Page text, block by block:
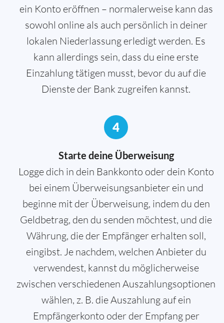
ein Konto eröffnen – normalerweise kann das
sowohl online als auch persönlich in deiner
lokalen Niederlassung erledigt werden. Es
kann allerdings sein, dass du eine erste
Einzahlung tätigen musst, bevor du auf die
Dienste der Bank zugreifen kannst.
4
Starte deine Überweisung
Logge dich in dein Bankkonto oder dein Konto
bei einem Überweisungsanbieter ein und
beginne mit der Überweisung, indem du den
Geldbetrag, den du senden möchtest, und die
Währung, die der Empfänger erhalten soll,
eingibst. Je nachdem, welchen Anbieter du
verwendest, kannst du möglicherweise
zwischen verschiedenen Auszahlungsoptionen
wählen, z. B. die Auszahlung auf ein
Empfängerkonto oder der Empfang per